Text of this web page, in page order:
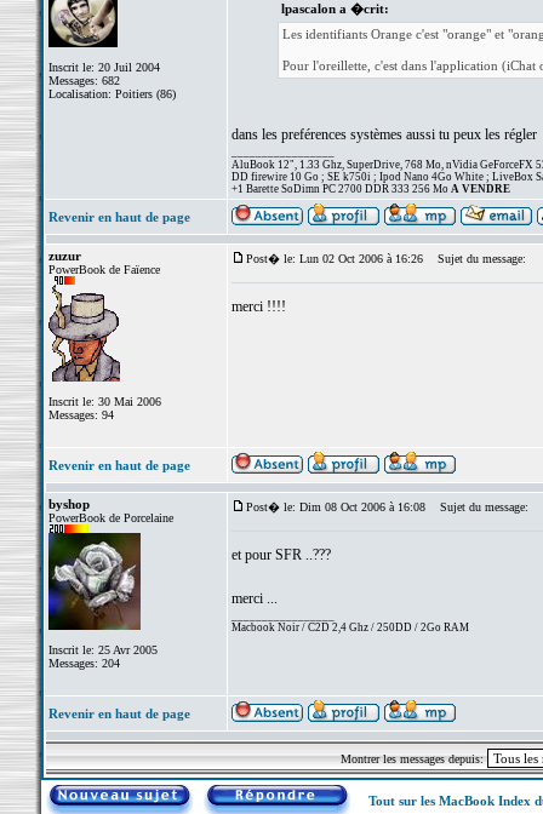
Inscrit le: 20 Juil 2004
Messages: 682
Localisation: Poitiers (86)
lpascalon a �crit:
Les identifiants Orange c'est "orange" et
Pour l'oreillette, c'est dans l'application
dans les preférences systèmes aussi tu peux les régler
AluBook 12", 1.33 Ghz, SuperDrive, 768 Mo, nVidia GeForceFX
DD firewire 10 Go ; SE k750i ; Ipod Nano 4Go White ; LiveBox
+1 Barette SoDimn PC 2700 DDR 333 256 Mo A VENDRE
Revenir en haut de page
zuzur
PowerBook de Faïence
Inscrit le: 30 Mai 2006
Messages: 94
Post� le: Lun 02 Oct 2006 à 16:26 Sujet du message:
merci !!!!
Revenir en haut de page
byshop
PowerBook de Porcelaine
Inscrit le: 25 Avr 2005
Messages: 204
Post� le: Dim 08 Oct 2006 à 16:08 Sujet du message:
et pour SFR ..???
merci ...
Macbook Noir / C2D 2,4 Ghz / 250DD / 2Go RAM
Revenir en haut de page
Montrer les messages depuis:
Tout sur les MacBook Index